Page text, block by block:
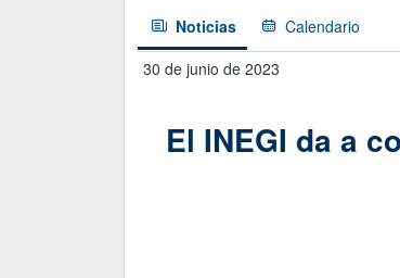
Noticias
Noticias Calendario
Calendario
30 de junio de 2023
El INEGI da a